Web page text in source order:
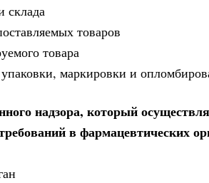
склада
товаров
товара
маркировки и
надзора, который
в фармацевтических